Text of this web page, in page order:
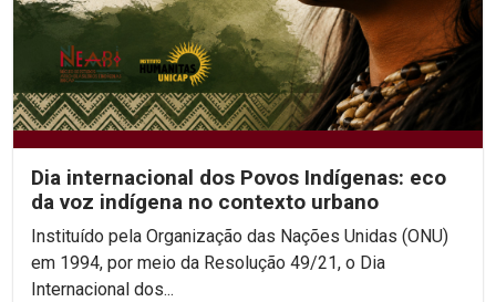
Dia internacional dos Povos Indígenas: eco
da voz indígena no contexto urbano
Instituído pela Organização das Nações Unidas (ONU)
em 1994, por meio da Resolução 49/21, o Dia
Internacional dos...